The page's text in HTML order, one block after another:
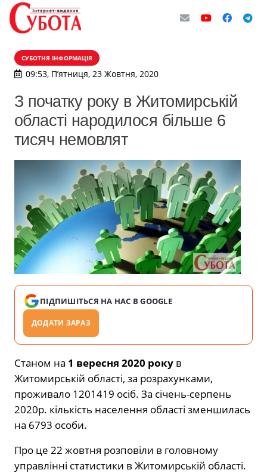
СУБОТНЯ ІНФОРМАЦІЯ
09:53, П’ятниця, 23 Жовтня, 2020
З початку року в Житомирській
області народилося більше 6
тисяч немовлят
ПІДПИШІТЬСЯ НА НАС В GOOGLE
ДОДАТИ ЗАРАЗ
Станом на 1 вересня 2020 року в
Житомирській області, за розрахунками,
проживало 1201419 осіб. За січень-серпень
2020р. кількість населення області зменшилась
на 6793 особи.
Про це 22 жовтня розповіли в головному
управлінні статистики в Житомирській області.